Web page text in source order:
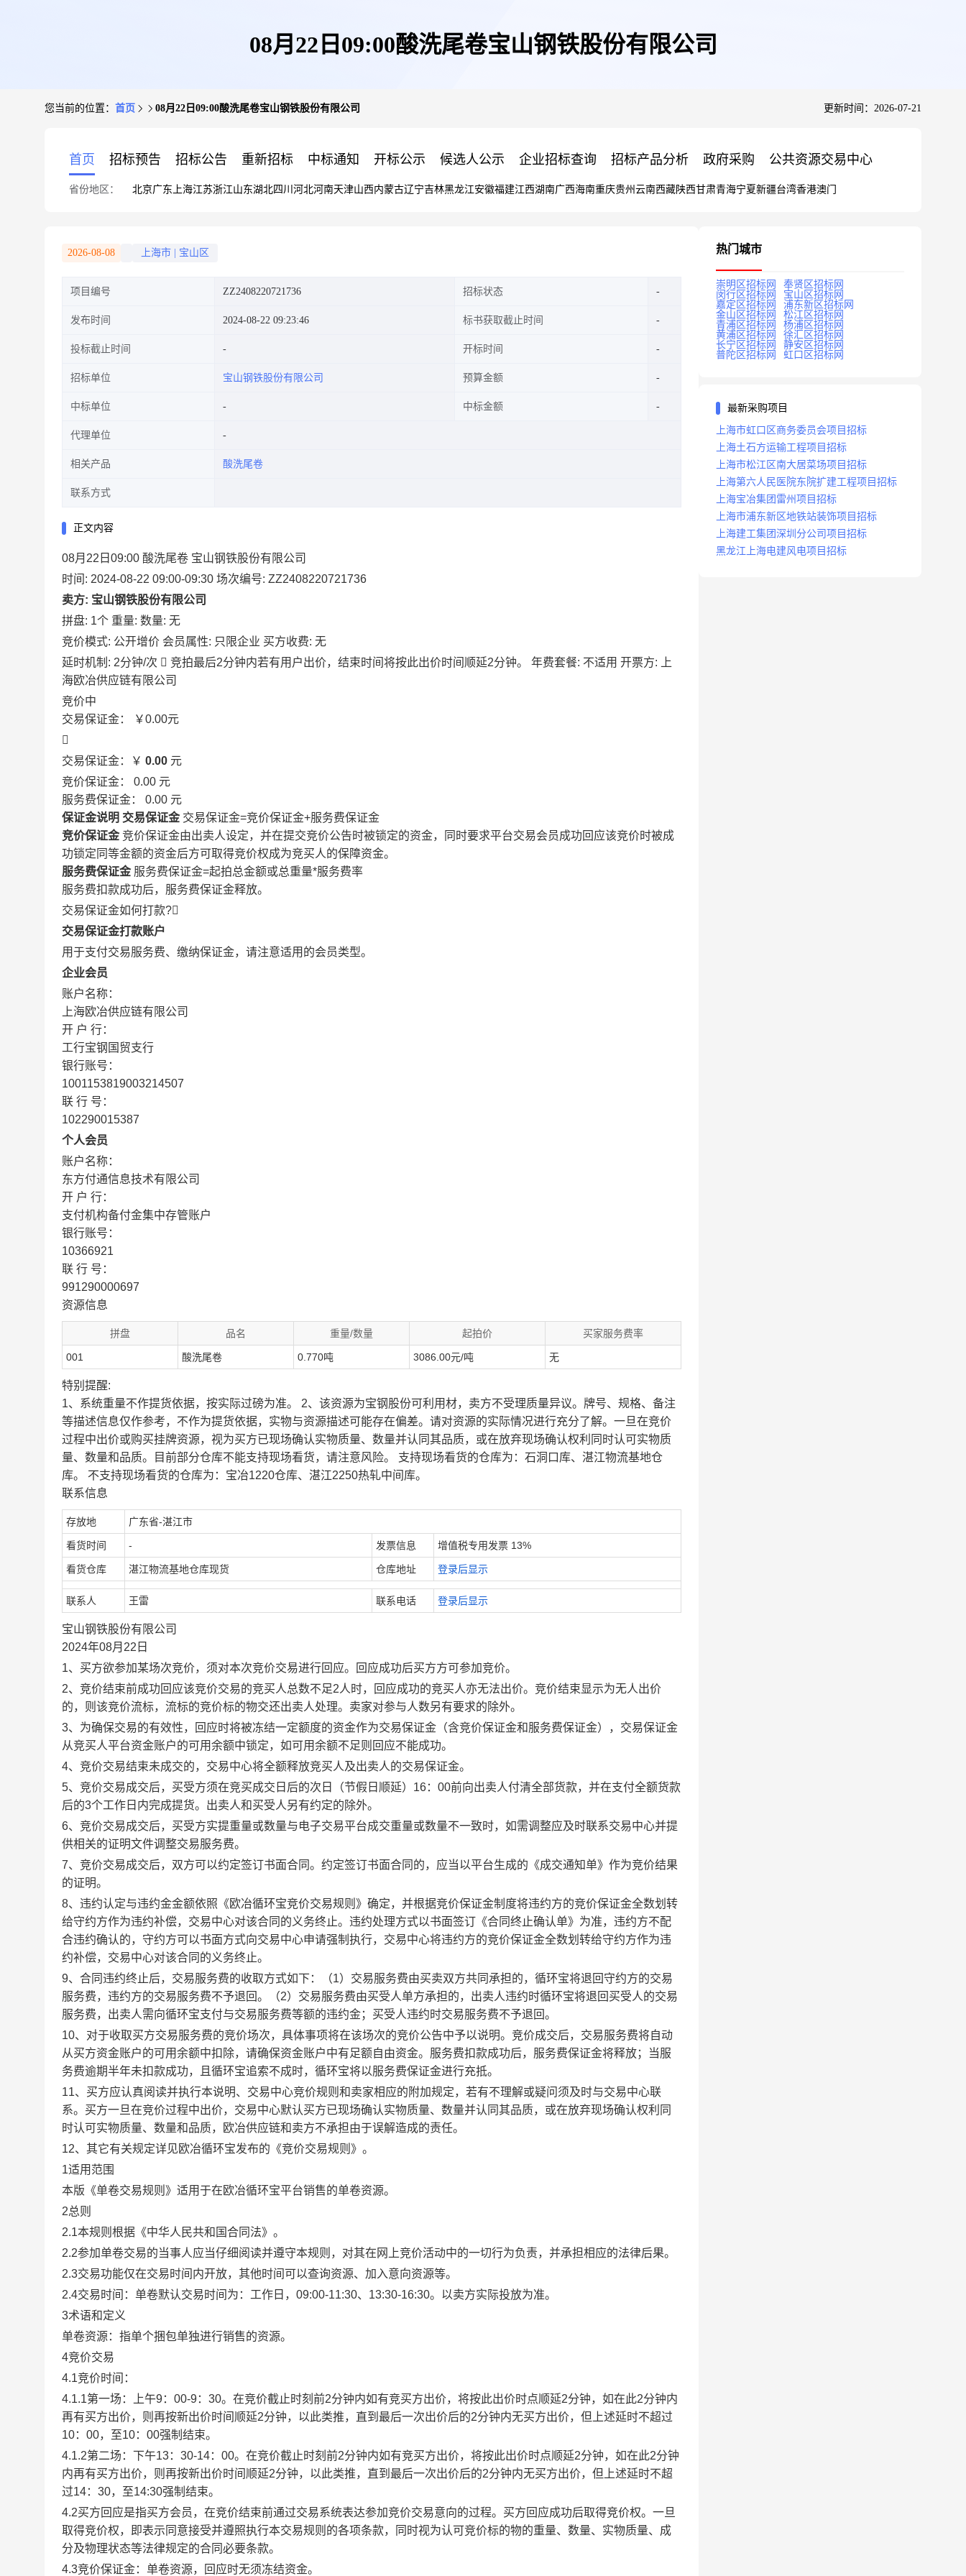
08月22日09:00酸洗尾卷宝山钢铁股份有限公司
您当前的位置： 首页 08月22日09:00酸洗尾卷宝山钢铁股份有限公司 更新时间：2026-07-21
首页 招标预告 招标公告 重新招标 中标通知 开标公示 候选人公示 企业招标查询 招标产品分析 政府采购 公共资源交易中心
省份地区： 北京广东 上海江苏浙江山东湖北四川 河北河南天津山西内蒙古辽宁吉林黑龙江安徽福建江西湖南广西海南重庆贵州 云南西藏陕西甘肃青海宁夏新疆台湾香港澳门
2026-08-08 上海市 宝山区
项目编号 ZZ2408220721736 招标状态
发布时间 2024-08-22 09:23:46 标书获取截止时间
投标截止时间 开标时间
招标单位 宝山钢铁股份有限公司 预算金额
中标单位 中标金额
代理单位
相关产品 酸洗尾卷
联系方式
正文内容
08月22日09:00 酸洗尾卷 宝山钢铁股份有限公司
时间: 2024-08-22 09:00-09:30 场次编号: ZZ2408220721736
卖方: 宝山钢铁股份有限公司
拼盘: 1个 重量: 数量: 无
竞价模式: 公开增价 会员属性: 只限企业 买方收费: 无
延时机制: 2分钟/次  竞拍最后2分钟内若有用户出价，结束时间将按此出价时间顺延2分钟。 年费套餐: 不适用 开票方: 上
海欧冶供应链有限公司
竞价中
交易保证金：
￥0.00元

交易保证金：￥ 0.00 元
竞价保证金： 0.00 元
服务费保证金： 0.00 元
保证金说明 交易保证金 交易保证金=竞价保证金+服务费保证金
竞价保证金 竞价保证金由出卖人设定，并在提交竞价公告时被锁定的资金，同时要求平台交易会员成功回应该竞价时被成
功锁定同等金额的资金后方可取得竞价权成为竞买人的保障资金。
服务费保证金 服务费保证金=起拍总金额或总重量*服务费率
服务费扣款成功后，服务费保证金释放。
交易保证金如何打款?
交易保证金打款账户
用于支付交易服务费、缴纳保证金，请注意适用的会员类型。
企业会员
账户名称：
上海欧冶供应链有限公司
开 户 行：
工行宝钢国贸支行
银行账号：
1001153819003214507
联 行 号：
102290015387
个人会员
账户名称：
东方付通信息技术有限公司
开 户 行：
支付机构备付金集中存管账户
银行账号：
10366921
联 行 号：
991290000697
资源信息
拼盘 品名 重量/数量 起拍价 买家服务费率
001 酸洗尾卷 0.770吨 3086.00元/吨 无
特别提醒:
1、系统重量不作提货依据，按实际过磅为准。 2、该资源为宝钢股份可利用材，卖方不受理质量异议。牌号、规格、备注
等描述信息仅作参考，不作为提货依据，实物与资源描述可能存在偏差。请对资源的实际情况进行充分了解。一旦在竞价
过程中出价或购买挂牌资源，视为买方已现场确认实物质量、数量并认同其品质，或在放弃现场确认权利同时认可实物质
量、数量和品质。目前部分仓库不能支持现场看货，请注意风险。 支持现场看货的仓库为：石洞口库、湛江物流基地仓
库。 不支持现场看货的仓库为：宝冶1220仓库、湛江2250热轧中间库。
联系信息
存放地 广东省-湛江市
看货时间 - 发票信息 增值税专用发票 13%
看货仓库 湛江物流基地仓库现货 仓库地址 登录后显示
联系人 王雷 联系电话 登录后显示
宝山钢铁股份有限公司
2024年08月22日
1、买方欲参加某场次竞价，须对本次竞价交易进行回应。回应成功后买方方可参加竞价。
2、竞价结束前成功回应该竞价交易的竞买人总数不足2人时，回应成功的竞买人亦无法出价。竞价结束显示为无人出价
的，则该竞价流标，流标的竞价标的物交还出卖人处理。卖家对参与人数另有要求的除外。
3、为确保交易的有效性，回应时将被冻结一定额度的资金作为交易保证金（含竞价保证金和服务费保证金），交易保证金
从竞买人平台资金账户的可用余额中锁定，如可用余额不足则回应不能成功。
4、竞价交易结束未成交的，交易中心将全额释放竞买人及出卖人的交易保证金。
5、竞价交易成交后，买受方须在竞买成交日后的次日（节假日顺延）16：00前向出卖人付清全部货款，并在支付全额货款
后的3个工作日内完成提货。出卖人和买受人另有约定的除外。
6、竞价交易成交后，买受方实提重量或数量与电子交易平台成交重量或数量不一致时，如需调整应及时联系交易中心并提
供相关的证明文件调整交易服务费。
7、竞价交易成交后，双方可以约定签订书面合同。约定签订书面合同的，应当以平台生成的《成交通知单》作为竞价结果
的证明。
8、违约认定与违约金金额依照《欧冶循环宝竞价交易规则》确定，并根据竞价保证金制度将违约方的竞价保证金全数划转
给守约方作为违约补偿，交易中心对该合同的义务终止。违约处理方式以书面签订《合同终止确认单》为准，违约方不配
合违约确认的，守约方可以书面方式向交易中心申请强制执行，交易中心将违约方的竞价保证金全数划转给守约方作为违
约补偿，交易中心对该合同的义务终止。
9、合同违约终止后，交易服务费的收取方式如下：（1）交易服务费由买卖双方共同承担的，循环宝将退回守约方的交易
服务费，违约方的交易服务费不予退回。（2）交易服务费由买受人单方承担的，出卖人违约时循环宝将退回买受人的交易
服务费，出卖人需向循环宝支付与交易服务费等额的违约金；买受人违约时交易服务费不予退回。
10、对于收取买方交易服务费的竞价场次，具体事项将在该场次的竞价公告中予以说明。竞价成交后，交易服务费将自动
从买方资金账户的可用余额中扣除，请确保资金账户中有足额自由资金。服务费扣款成功后，服务费保证金将释放；当服
务费逾期半年未扣款成功，且循环宝追索不成时，循环宝将以服务费保证金进行充抵。
11、买方应认真阅读并执行本说明、交易中心竞价规则和卖家相应的附加规定，若有不理解或疑问须及时与交易中心联
系。买方一旦在竞价过程中出价，交易中心默认买方已现场确认实物质量、数量并认同其品质，或在放弃现场确认权利同
时认可实物质量、数量和品质，欧冶供应链和卖方不承担由于误解造成的责任。
12、其它有关规定详见欧冶循环宝发布的《竞价交易规则》。
1适用范围
本版《单卷交易规则》适用于在欧冶循环宝平台销售的单卷资源。
2总则
2.1本规则根据《中华人民共和国合同法》。
2.2参加单卷交易的当事人应当仔细阅读并遵守本规则，对其在网上竞价活动中的一切行为负责，并承担相应的法律后果。
2.3交易功能仅在交易时间内开放，其他时间可以查询资源、加入意向资源等。
2.4交易时间：单卷默认交易时间为：工作日，09:00-11:30、13:30-16:30。以卖方实际投放为准。
3术语和定义
单卷资源：指单个捆包单独进行销售的资源。
4竞价交易
4.1竞价时间：
4.1.1第一场：上午9：00-9：30。在竞价截止时刻前2分钟内如有竞买方出价，将按此出价时点顺延2分钟，如在此2分钟内
再有买方出价，则再按新出价时间顺延2分钟，以此类推，直到最后一次出价后的2分钟内无买方出价，但上述延时不超过
10：00，至10：00强制结束。
4.1.2第二场：下午13：30-14：00。在竞价截止时刻前2分钟内如有竞买方出价，将按此出价时点顺延2分钟，如在此2分钟
内再有买方出价，则再按新出价时间顺延2分钟，以此类推，直到最后一次出价后的2分钟内无买方出价，但上述延时不超
过14：30，至14:30强制结束。
4.2买方回应是指买方会员，在竞价结束前通过交易系统表达参加竞价交易意向的过程。买方回应成功后取得竞价权。一旦
取得竞价权，即表示同意接受并遵照执行本交易规则的各项条款，同时视为认可竞价标的物的重量、数量、实物质量、成
分及物理状态等法律规定的合同必要条款。
4.3竞价保证金：单卷资源，回应时无须冻结资金。
热门城市
崇明区招标网
奉贤区招标网
闵行区招标网
宝山区招标网
嘉定区招标网
浦东新区招标网
金山区招标网
松江区招标网
青浦区招标网
杨浦区招标网
黄浦区招标网
徐汇区招标网
长宁区招标网
静安区招标网
普陀区招标网
虹口区招标网
最新采购项目
上海市虹口区商务委员会项目招标
上海土石方运输工程项目招标
上海市松江区南大居菜场项目招标
上海第六人民医院东院扩建工程项目招标
上海宝冶集团雷州项目招标
上海市浦东新区地铁站装饰项目招标
上海建工集团深圳分公司项目招标
黑龙江上海电建风电项目招标